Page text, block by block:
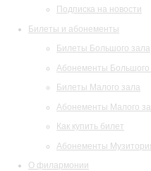
Подписка на новости
Билеты и абонементы
Билеты Большого зала
Абонементы Большого
Билеты Малого зала
Абонементы Малого
Как купить билет
Абонементы
О филармонии